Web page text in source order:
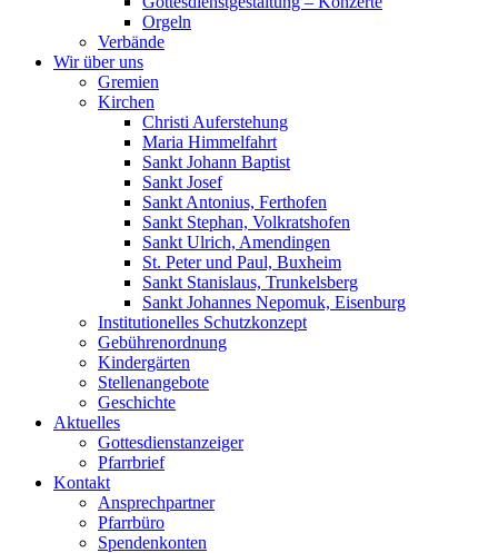
Orgeln
Verbände
Wir über uns
Gremien
Kirchen
Christi Auferstehung
Maria Himmelfahrt
Sankt Johann Baptist
Sankt Josef
Sankt Antonius, Ferthofen
Sankt Stephan, Volkratshofen
Sankt Ulrich, Amendingen
St. Peter und Paul, Buxheim
Sankt Stanislaus, Trunkelsberg
Sankt Johannes Nepomuk, Eisenburg
Institutionelles Schutzkonzept
Gebührenordnung
Kindergärten
Stellenangebote
Geschichte
Aktuelles
Gottesdienstanzeiger
Pfarrbrief
Kontakt
Ansprechpartner
Pfarrbüro
Spendenkonten